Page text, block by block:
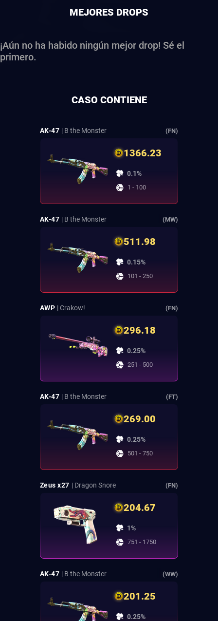
MEJORES DROPS
¡Aún no ha habido ningún mejor drop! Sé el
primero.
CASO CONTIENE
AK-47 | B the Monster (FN)
1366.23
0.1%
1 - 100
AK-47 | B the Monster (MW)
511.98
0.15%
101 - 250
AWP | Crakow! (FN)
296.18
0.25%
251 - 500
AK-47 | B the Monster (FT)
269.00
0.25%
501 - 750
Zeus x27 | Dragon Snore (FN)
204.67
1%
751 - 1750
AK-47 | B the Monster (WW)
201.25
0.25%